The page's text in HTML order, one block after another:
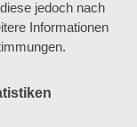
jedoch nach
Informationen